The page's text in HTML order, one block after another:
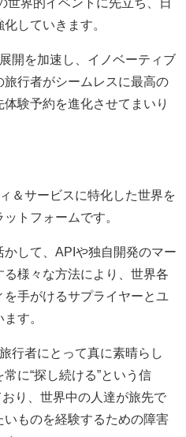
していきます。
開を加速し、イノベーティブ
行者がシームレスに最高の
験予約を進化させてまいり
＆サービスに特化した世界を
トフォームです。
して、APIや独自開発のマー
様々な方法により、世界各
手がけるサプライヤーとユ
す。
行者にとって真に素晴らし
に“探し続ける”という信
り、世界中の人達が旅先で
ものを経験するための障害